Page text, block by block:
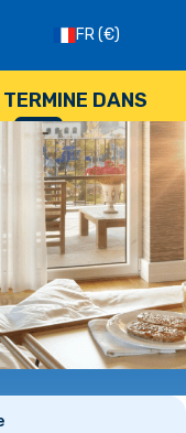
FR(€)
DANS
--
SECONDES